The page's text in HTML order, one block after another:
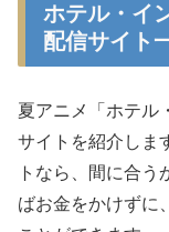
ホテル・イ
配信サイト
夏アニメ「ホテル
サイトを紹介しま
トなら、間に合
ばお金をかけずに